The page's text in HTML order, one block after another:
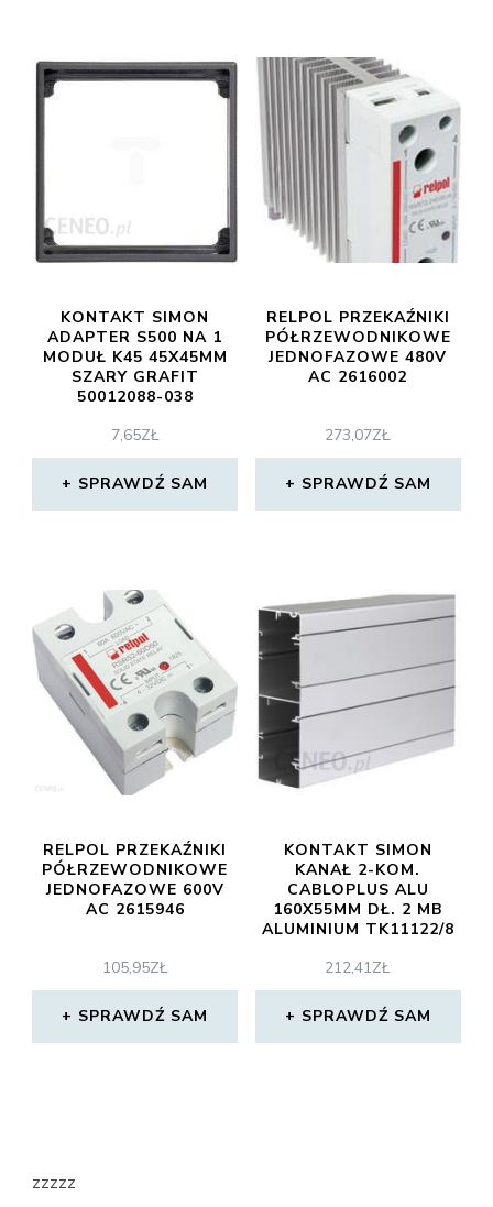
KONTAKT SIMON
ADAPTER S500 NA 1
MODUŁ K45 45X45MM
SZARY GRAFIT
50012088-038
7,65ZŁ
SPRAWDŹ SAM
RELPOL PRZEKAŹNIKI
PÓŁRZEWODNIKOWE
JEDNOFAZOWE 480V
AC 2616002
273,07ZŁ
SPRAWDŹ SAM
RELPOL PRZEKAŹNIKI
PÓŁRZEWODNIKOWE
JEDNOFAZOWE 600V
AC 2615946
105,95ZŁ
SPRAWDŹ SAM
KONTAKT SIMON
KANAŁ 2-KOM.
CABLOPLUS ALU
160X55MM DŁ. 2 MB
ALUMINIUM TK11122/8
212,41ZŁ
SPRAWDŹ SAM
zzzzz